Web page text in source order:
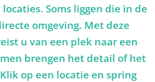
Soms liggen die in de
omgeving. Met deze
u van een plek naar een
brengen het detail of het
op een locatie en spring